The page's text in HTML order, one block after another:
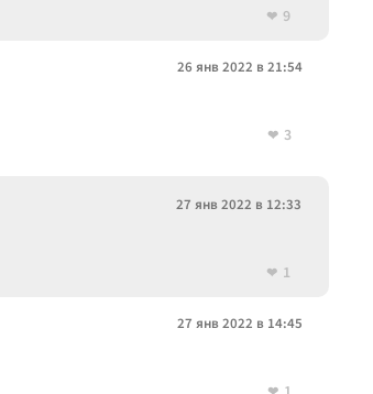
9
26 янв 2022 в 21:54
3
27 янв 2022 в 12:33
1
27 янв 2022 в 14:45